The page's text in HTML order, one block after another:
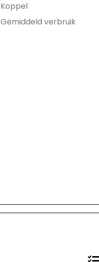
Koppel
Gemiddeld verbruik